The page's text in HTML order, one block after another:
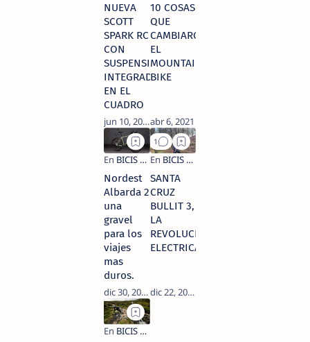
NUEVA
SCOTT
SPARK RC
CON
SUSPENSION
INTEGRADA
EN EL
CUADRO
10 COSAS
QUE
CAMBIARON
EL
MOUNTAIN
BIKE
Nordest
Albarda 2
una
gravel
para los
viajes
mas
duros.
SANTA
CRUZ
BULLIT 3,
LA
REVOLUCIÓN
ELECTRICA.